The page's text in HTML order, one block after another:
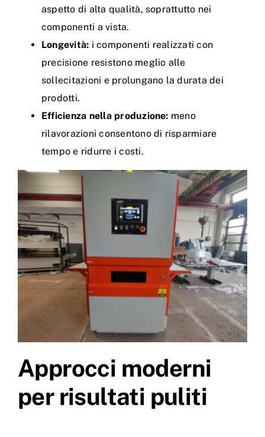
aspetto di alta qualità, soprattutto nei
componenti a vista.
Longevità: i componenti realizzati con
precisione resistono meglio alle
sollecitazioni e prolungano la durata dei
prodotti.
Efficienza nella produzione: meno
rilavorazioni consentono di risparmiare
tempo e ridurre i costi.
Approcci moderni
per risultati puliti